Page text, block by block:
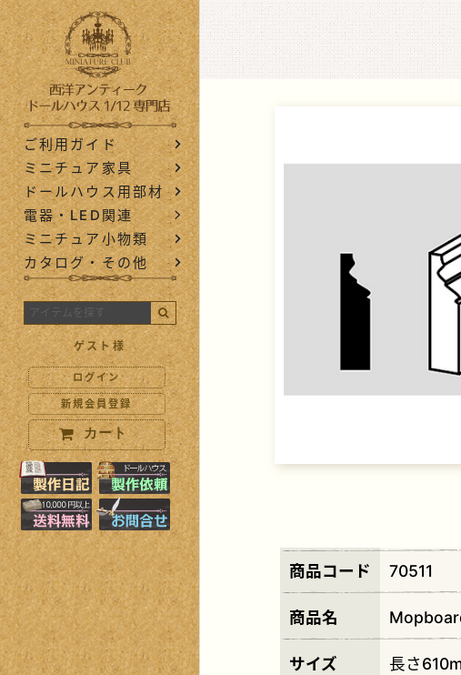
西洋アンティーク
ご利用ガイド
ミニチュア家具
ドールハウス用部材
電器・LED関連
ミニチュア小物類
カタログ・その他
ゲスト様
ログイン
新規会員登録
カート
製作日記はこちら製作オーダーはこちら
10000円以上で送料無料+小物プレゼント
商品コード 70511
商品名
サイズ 長さ